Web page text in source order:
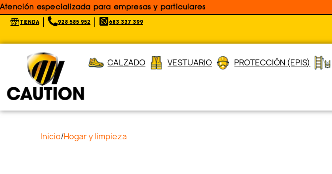
Atención especializada para empresas y particulares
TIENDA 928 585 952 683 337 399
CALZADO VESTUARIO PROTECCIÓN (EPIS)
Inicio/Hogar y limpieza